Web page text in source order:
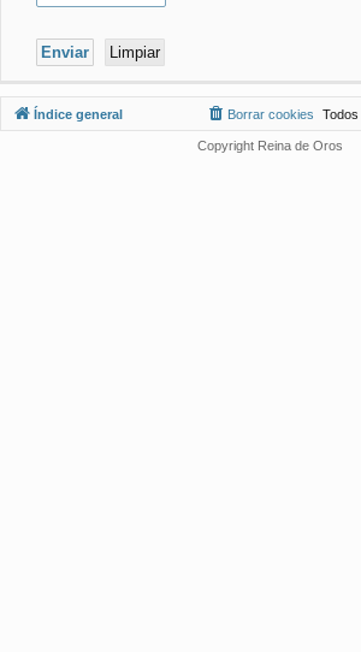
Índice general Borrar cookies
Copyright Reina de Oros